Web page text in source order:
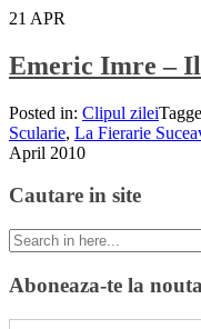
21 APR
Emeric Imre –
Posted in: Clipul zilei
Scularie, La Fierarie
April 2010
Cautare in site
Search
for:
Aboneaza-te la